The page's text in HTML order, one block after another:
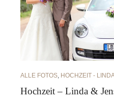
ALLE FOTOS HOCHZEIT -
Hochzeit – Linda &